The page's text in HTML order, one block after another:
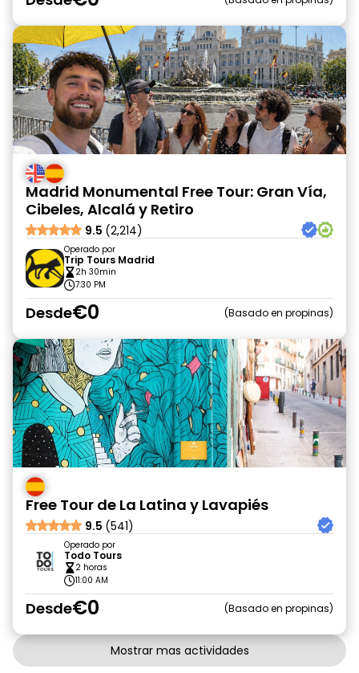
Madrid Monumental Free Tour: Gran Vía,
Cibeles, Alcalá y Retiro
9.5 (2,214)
Operado por
Trip Tours Madrid
2h 30min
7:30 PM
Desde€0 Basado en propinas
Free Tour de La Latina y Lavapiés
9.5 (541)
Operado por
Todo Tours
2 horas
11:00 AM
Desde€0 Basado en propinas
Mostrar mas actividades